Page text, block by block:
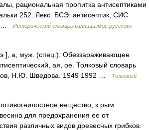
рациональная пропитка антисептиками
252. Лекс. БСЭ: антисептик; СИС
…
Исторический словарь галлицизмов русского
], а, муж. (спец.). Обеззараживающее
ая, ое. Толковый словарь
Н.Ю. Шведова. 1949 1992 …
Толковый
вещество, к рым
для предохранения ее от
различных видов древесных грибков.